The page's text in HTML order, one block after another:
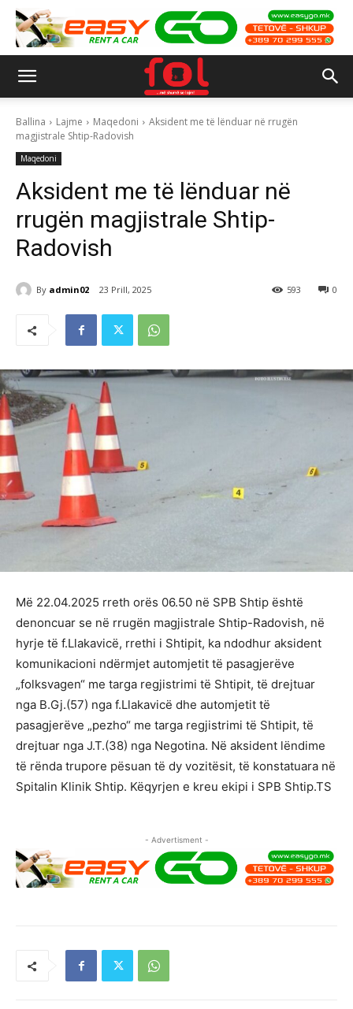
Ballina Lajme Maqedoni
Aksident me të lënduar në rrugën
magjistrale Shtip-Radovish
Maqedoni
Aksident me të lënduar në
rrugën magjistrale Shtip-
Radovish
By admin02 23 Prill, 2025 0
593
Më 22.04.2025 rreth orës 06.50 në SPB Shtip është
denoncuar se në rrugën magjistrale Shtip-Radovish, në
hyrje të f.Llakavicë, rrethi i Shtipit, ka ndodhur aksident
komunikacioni ndërmjet automjetit të pasagjerëve
„folksvagen“ me targa regjistrimi të Shtipit, të drejtuar
nga B.Gj.(57) nga f.Llakavicë dhe automjetit të
pasagjerëve „pezho“ me targa regjistrimi të Shtipit, të
drejtuar nga Ј.Т.(38) nga Negotina. Në aksident lëndime
të rënda trupore pësuan të dy vozitësit, të konstatuara në
Spitalin Klinik Shtip. Këqyrjen e kreu ekipi i SPB Shtip.TS
- Advertisment -